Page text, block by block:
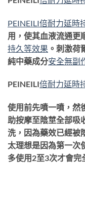
PEINEILI倍耐力延時
用，使其血液流通更
持久等效果 。刺激荷
純中藥成分安全無副
PEINEILI倍耐力延時
使用前先噴一噴，然
助按摩至陰莖全部吸
洗，因為藥效已經被
太理想是因為第一次
多使用2至3次才會完